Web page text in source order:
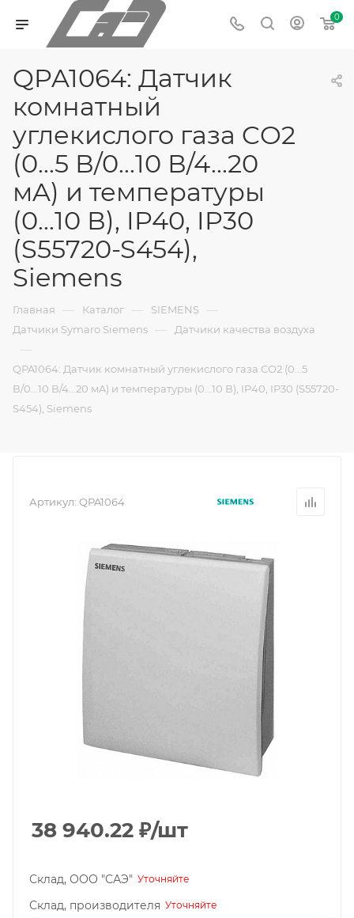
0
QPA1064: Датчик
комнатный
углекислого газа CO2
(0...5 В/0...10 В/4...20
мA) и температуры
(0...10 В), IP40, IP30
(S55720-S454),
Siemens
Главная — Каталог — SIEMENS —
Датчики Symaro Siemens — Датчики качества воздуха
—
QPA1064: Датчик комнатный углекислого газа CO2 (0...5
В/0...10 В/4...20 мA) и температуры (0...10 В), IP40, IP30 (S55720-
S454), Siemens
Артикул: QPA1064
38 940.22 ₽/шт
Склад, ООО "САЭ" Уточняйте
Склад, производителя Уточняйте